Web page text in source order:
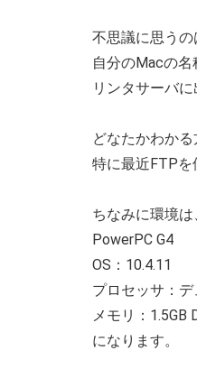
不思議に思う
自分のMacの
リンタサーバ
どなたかわか
特に最近FTPを
ちなみに環境は
PowerPC G4
OS：10.4.11
プロセッサ：
メモリ：1.5GB
になります。